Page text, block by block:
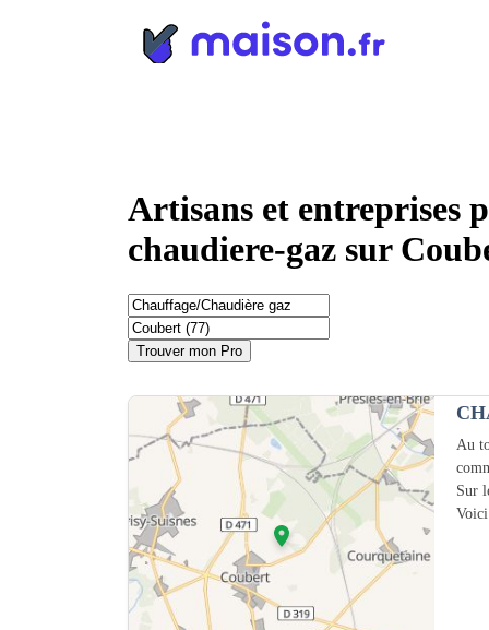
Artisans et entreprises
chaudiere-gaz sur
Trouver mon Pro
Au
Sur
Voici